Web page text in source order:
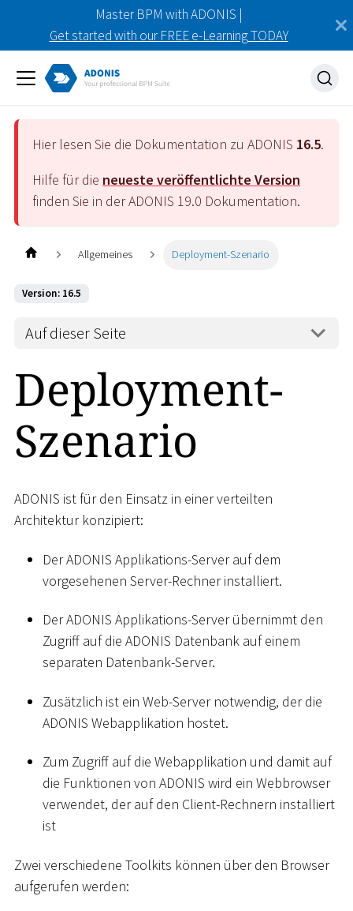
Master BPM with ADONIS |
Get started with our FREE e-Learning TODAY
Hier lesen Sie die Dokumentation zu ADONIS 16.5.
Hilfe für die neueste veröffentlichte Version
finden Sie in der ADONIS 19.0 Dokumentation.
Allgemeines Deployment-Szenario
Version: 16.5
Auf dieser Seite
Deployment-
Szenario
ADONIS ist für den Einsatz in einer verteilten
Architektur konzipiert:
Der ADONIS Applikations-Server auf dem
vorgesehenen Server-Rechner installiert.
Der ADONIS Applikations-Server übernimmt den
Zugriff auf die ADONIS Datenbank auf einem
separaten Datenbank-Server.
Zusätzlich ist ein Web-Server notwendig, der die
ADONIS Webapplikation hostet.
Zum Zugriff auf die Webapplikation und damit auf
die Funktionen von ADONIS wird ein Webbrowser
verwendet, der auf den Client-Rechnern installiert
ist
Zwei verschiedene Toolkits können über den Browser
aufgerufen werden: